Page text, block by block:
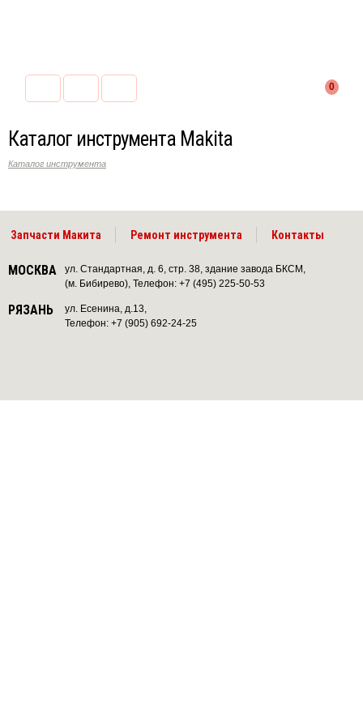
0
Каталог инструмента Makita
Каталог инструмента
Запчасти Макита Ремонт инструмента Контакты
МОСКВА
ул. Стандартная, д. 6, стр. 38, здание завода БКСМ,
(м. Бибирево), Телефон: +7 (495) 225-50-53
РЯЗАНЬ
ул. Есенина, д.13,
Телефон: +7 (905) 692-24-25